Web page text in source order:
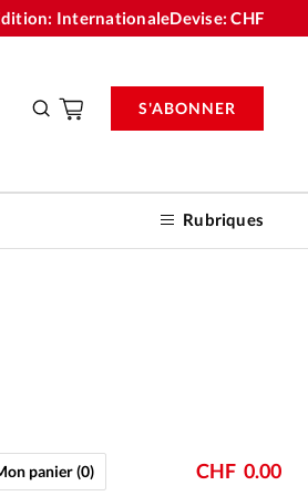
InternationaleDevise:CHF
Rubriques
S'ABONNER
panier (0) CHF 0.00